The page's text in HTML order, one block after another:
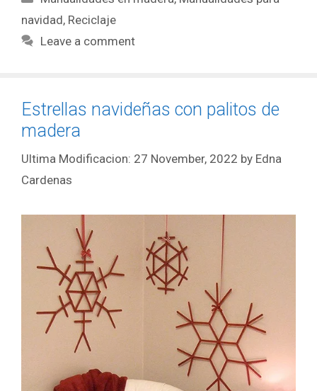
navidad, Reciclaje
Leave a comment
Estrellas navideñas con palitos de
madera
27 November, 2022 by Edna
Cardenas